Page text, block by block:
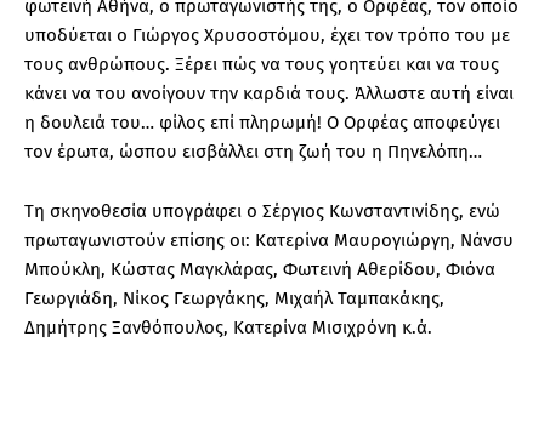
φωτεινή Αθήνα, ο πρωταγωνιστής της, ο Ορφέας, τον οποίο
υποδύεται ο Γιώργος Χρυσοστόμου, έχει τον τρόπο του με
τους ανθρώπους. Ξέρει πώς να τους γοητεύει και να τους
κάνει να του ανοίγουν την καρδιά τους. Άλλωστε αυτή είναι
η δουλειά του… φίλος επί πληρωμή! Ο Ορφέας αποφεύγει
τον έρωτα, ώσπου εισβάλλει στη ζωή του η Πηνελόπη…
Τη σκηνοθεσία υπογράφει ο Σέργιος Κωνσταντινίδης, ενώ
πρωταγωνιστούν επίσης οι: Κατερίνα Μαυρογιώργη, Νάνσυ
Μπούκλη, Κώστας Μαγκλάρας, Φωτεινή Αθερίδου, Φιόνα
Γεωργιάδη, Νίκος Γεωργάκης, Μιχαήλ Ταμπακάκης,
Δημήτρης Ξανθόπουλος, Κατερίνα Μισιχρόνη κ.ά.